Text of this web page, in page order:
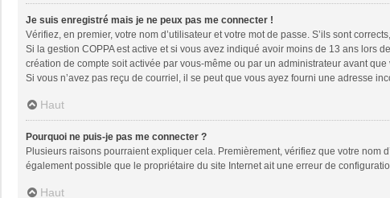
Je suis enregistré mais je ne peux pas me connecter !
Vérifiez, en premier, votre nom d’utilisateur et votre mot de passe. S’ils sont
Si la gestion COPPA est active et si vous avez indiqué avoir moins de 13 ans lors
création de compte soit activée par vous-même ou par un administrateur avant
Si vous n’avez pas reçu de courriel, il se peut que vous ayez fourni une adresse
Haut
Pourquoi ne puis-je pas me connecter ?
Plusieurs raisons pourraient expliquer cela. Premièrement, vérifiez que votre nom
également possible que le propriétaire du site Internet ait une erreur de
Haut